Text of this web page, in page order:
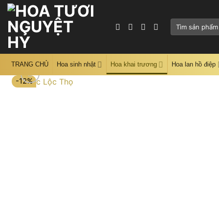
Skip
content
Tìm
TRANG CHỦ Hoa sinh nhật Hoa khai trương Hoa lan hồ điệp
-12%